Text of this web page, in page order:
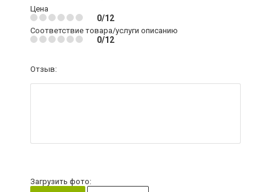
Цена
0/12
Соответствие товара/услуги описанию
0/12
Отзыв:
Загрузить фото: